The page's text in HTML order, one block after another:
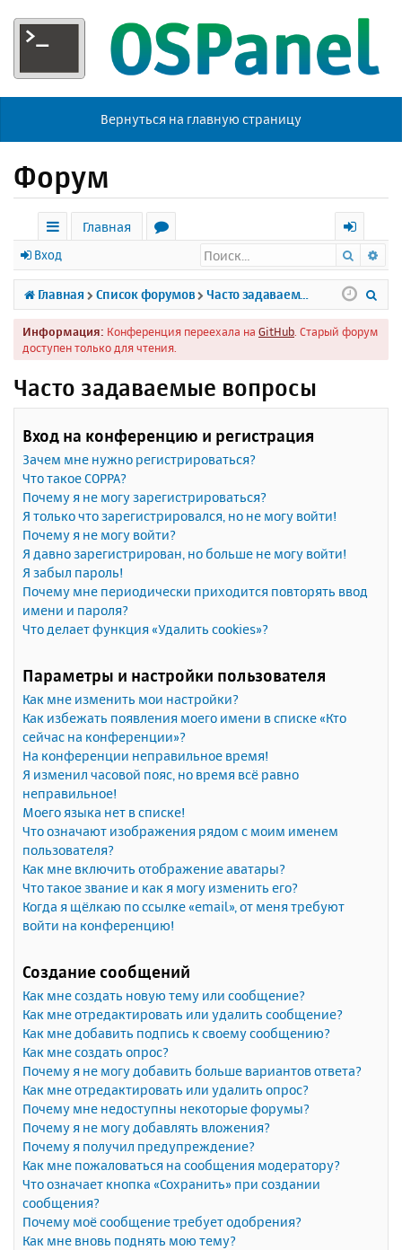
Вернуться на главную страницу
Форум
с
ы
л
к
Главная
р
у
м
х
о
д
Вход Поиск
Главная Список форумов Часто задаваемые вопросы
Информация: Конференция переехала на GitHub . Старый форум
доступен только для чтения.
Часто задаваемые вопросы
Вход на конференцию и регистрация
Зачем мне нужно регистрироваться?
Что такое COPPA?
Почему я не могу зарегистрироваться?
Я только что зарегистрировался, но не могу войти!
Почему я не могу войти?
Я давно зарегистрирован, но больше не могу войти!
Я забыл пароль!
Почему мне периодически приходится повторять ввод
имени и пароля?
Что делает функция «Удалить cookies»?
Параметры и настройки пользователя
Как мне изменить мои настройки?
Как избежать появления моего имени в списке «Кто
сейчас на конференции»?
На конференции неправильное время!
Я изменил часовой пояс, но время всё равно
неправильное!
Моего языка нет в списке!
Что означают изображения рядом с моим именем
пользователя?
Как мне включить отображение аватары?
Что такое звание и как я могу изменить его?
Когда я щёлкаю по ссылке «email», от меня требуют
войти на конференцию!
Создание сообщений
Как мне создать новую тему или сообщение?
Как мне отредактировать или удалить сообщение?
Как мне добавить подпись к своему сообщению?
Как мне создать опрос?
Почему я не могу добавить больше вариантов ответа?
Как мне отредактировать или удалить опрос?
Почему мне недоступны некоторые форумы?
Почему я не могу добавлять вложения?
Почему я получил предупреждение?
Как мне пожаловаться на сообщения модератору?
Что означает кнопка «Сохранить» при создании
сообщения?
Почему моё сообщение требует одобрения?
Как мне вновь поднять мою тему?